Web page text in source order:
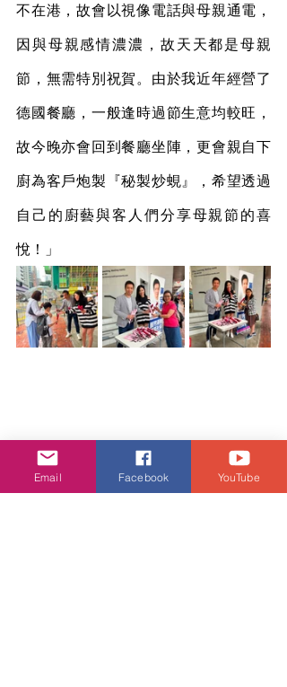
不在港，故會以視像電話與母親通電，
因與母親感情濃濃，故天天都是母親
節，無需特別祝賀。由於我近年經營了
德國餐廳，一般逢時過節生意均較旺，
故今晚亦會回到餐廳坐陣，更會親自下
廚為客戶炮製『秘製炒蜆』，希望透過
自己的廚藝與客人們分享母親節的喜
悅！」
娛樂頭條
Email Facebook YouTube